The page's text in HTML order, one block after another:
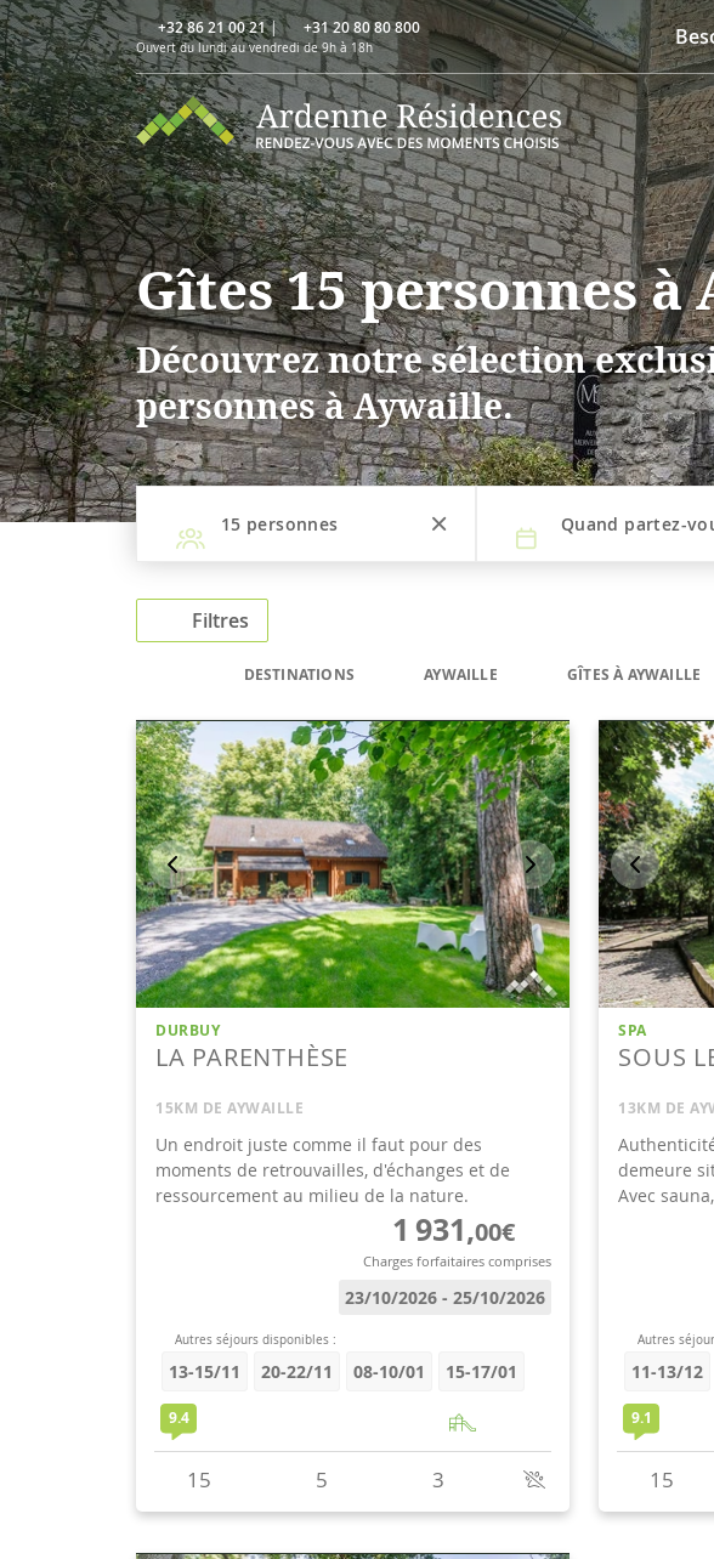
+32 86 21 00 21| +31 20 80 80 800
Ouvert du lundi au vendredi de 9h à 18h
Gîtes 15 personnes à
Découvrez notre sélection
personnes à Aywaille.
15 personnes Quand partez-
Filtres
DESTINATIONS AYWAILLE GÎTES À AYWAILLE